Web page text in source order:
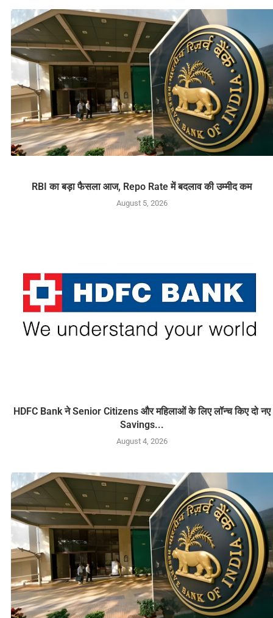
RBI का बड़ा फैसला आज, Repo Rate में बदलाव की उम्मीद कम
August 5, 2026
HDFC Bank ने Senior Citizens और महिलाओं के लिए लॉन्च किए दो नए
Savings...
August 4, 2026